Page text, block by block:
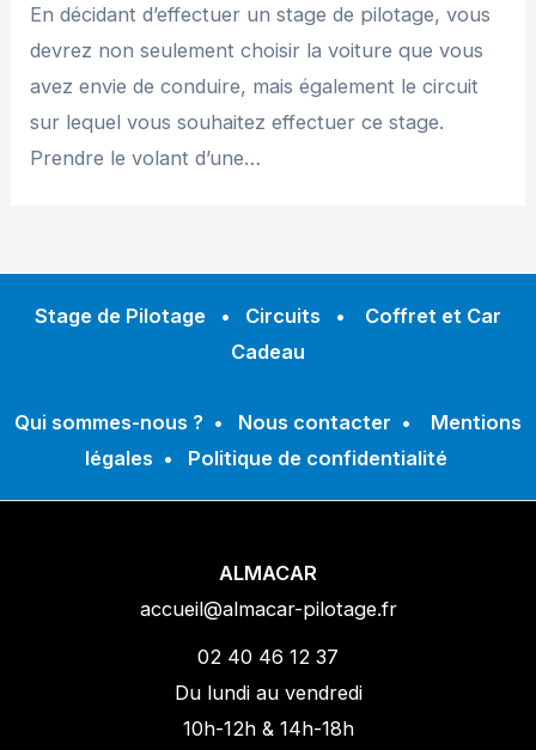
En décidant d’effectuer un stage de pilotage, vous
devrez non seulement choisir la voiture que vous
avez envie de conduire, mais également le circuit
sur lequel vous souhaitez effectuer ce stage.
Prendre le volant d’une…
Stage de Pilotage • Circuits • Coffret et Car
Cadeau
Qui sommes-nous ? • Nous contacter • Mentions
légales • Politique de confidentialité
ALMACAR
accueil@almacar-pilotage.fr
02 40 46 12 37
Du lundi au vendredi
10h-12h & 14h-18h